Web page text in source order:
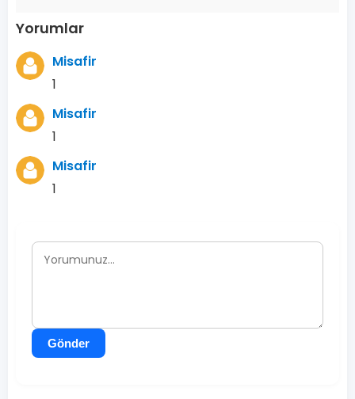
Yorumlar
Misafir
1
Misafir
1
Misafir
1
Gönder